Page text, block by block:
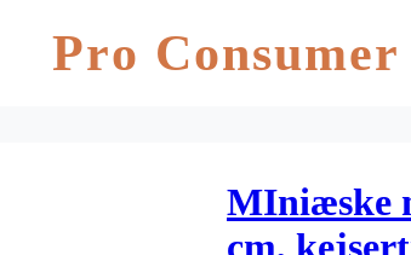
Pro Consumer
MIniæske